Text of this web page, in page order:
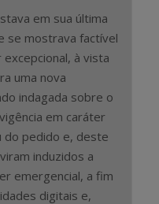
em sua última
se mostrava factível
à vista
uma nova
indagada sobre o
em caráter
do pedido e, deste
induzidos a
emergencial, a fim
digitais e,